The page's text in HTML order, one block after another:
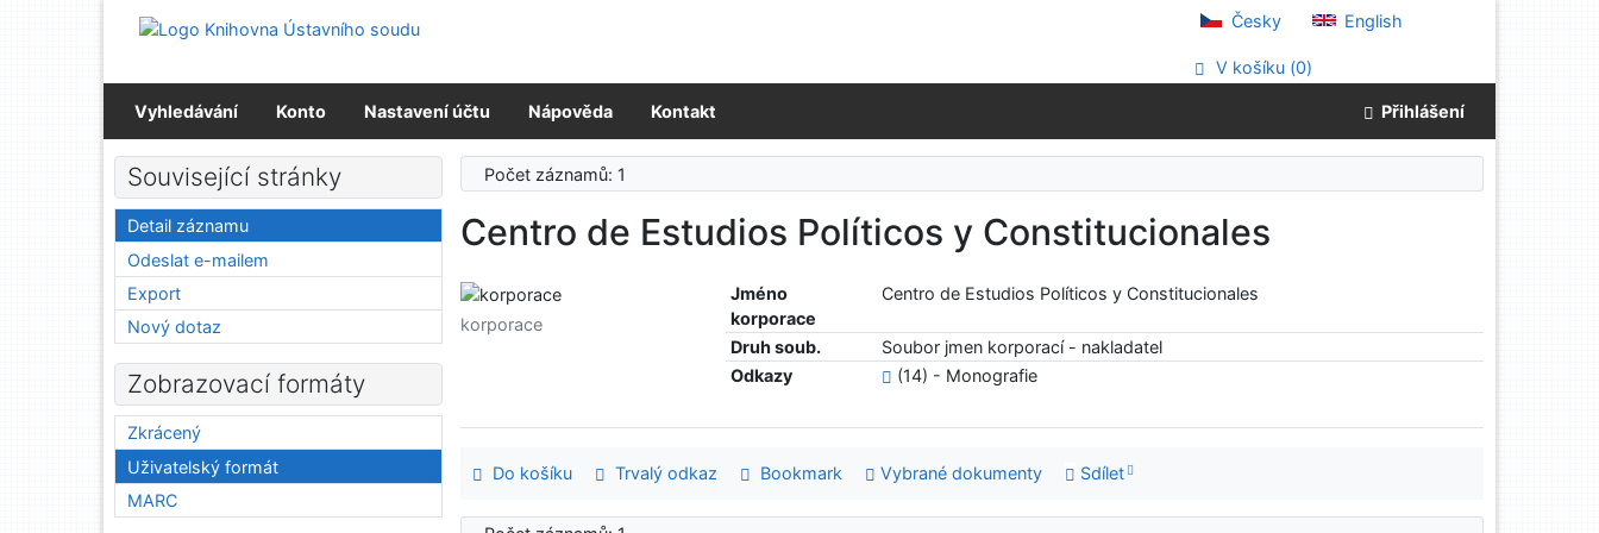
Přejít na menu
Česky English
V košíku (0)
Vyhledávání Konto Nastavení účtu Nápověda Kontakt Přihlášení
Počet záznamů: 1
Centro de Estudios Políticos y Constitucionales
Jméno
korporace
Centro de Estudios Políticos y Constitucionales
Druh soub.
Soubor jmen korporací - nakladatel
Odkazy
(14) - Monografie
korporace
Do košíku Trvalý odkaz Bookmark Vybrané dokumenty Sdílet
Související stránky
Detail záznamu
Odeslat e-mailem
Export
Nový dotaz
Zobrazovací formáty
Zkrácený
Uživatelský formát
MARC